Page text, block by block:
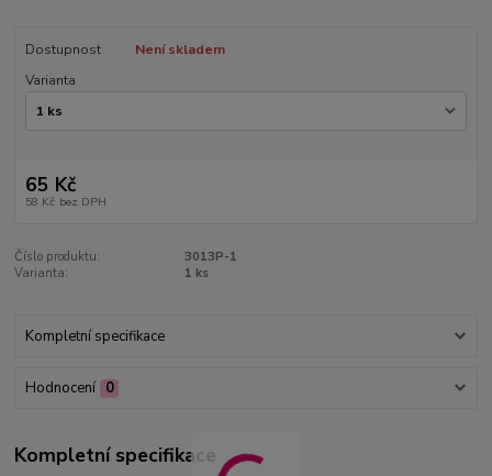
Dostupnost
Není skladem
Varianta
65 Kč
58 Kč bez DPH
Číslo produktu:
3013P-1
Varianta:
1 ks
Kompletní specifikace
Hodnocení 0
Kompletní specifikace